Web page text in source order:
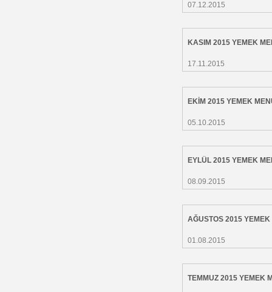
07.12.2015
KASIM 2015 YEMEK
17.11.2015
EKİM 2015 YEMEK
05.10.2015
EYLÜL 2015 YEMEK
08.09.2015
AĞUSTOS 2015 YEMEK
01.08.2015
TEMMUZ 2015 YEMEK